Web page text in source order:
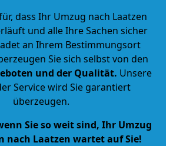
dass Ihr Umzug nach Laatzen
und alle Ihre Sachen sicher
an Ihrem Bestimmungsort
Sie sich selbst von den
und der Qualität. Unsere
Service wird Sie garantiert
überzeugen.
Sie so weit sind, Ihr Umzug
nach Laatzen wartet auf Sie!